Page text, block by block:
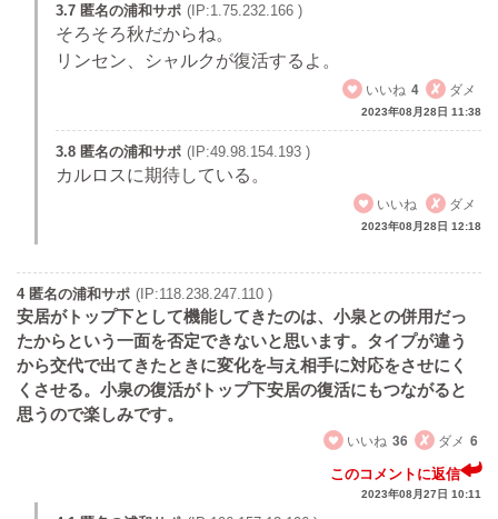
3.7 匿名の浦和サポ (IP:1.75.232.166 )
そろそろ秋だからね。
リンセン、シャルクが復活するよ。
いいね 4 ダメ
2023年08月28日 11:38
3.8 匿名の浦和サポ (IP:49.98.154.193 )
カルロスに期待している。
いいね
ダメ
2023年08月28日 12:18
4 匿名の浦和サポ (IP:118.238.247.110 )
安居がトップ下として機能してきたのは、小泉との併用だっ
たからという一面を否定できないと思います。タイプが違う
から交代で出てきたときに変化を与え相手に対応をさせにく
くさせる。小泉の復活がトップ下安居の復活にもつながると
思うので楽しみです。
いいね 36 ダメ 6
このコメントに返信
2023年08月27日 10:11